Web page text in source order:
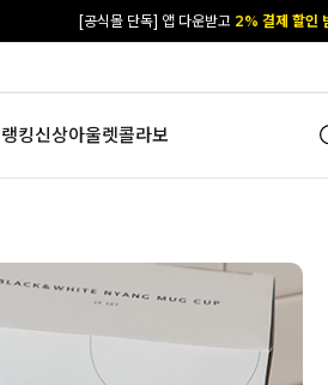
카카오 플친 추가하면1천원 즉시 할인
랭킹신상아울렛콜라보